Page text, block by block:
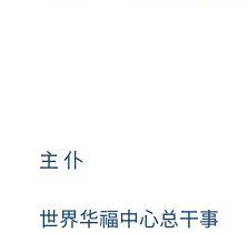
主 仆
世界华福中心总干事